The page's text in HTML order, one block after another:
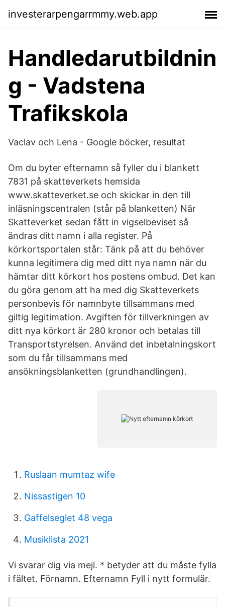
investerarpengarrmmy.web.app
Handledarutbildnin
g - Vadstena
Trafikskola
Vaclav och Lena - Google böcker, resultat
Om du byter efternamn så fyller du i blankett
7831 på skatteverkets hemsida
www.skatteverket.se och skickar in den till
inläsningscentralen (står på blanketten) När
Skatteverket sedan fått in vigselbeviset så
ändras ditt namn i alla register. På
körkortsportalen står: Tänk på att du behöver
kunna legitimera dig med ditt nya namn när du
hämtar ditt körkort hos postens ombud. Det kan
du göra genom att ha med dig Skatteverkets
personbevis för namnbyte tillsammans med
giltig legitimation. Avgiften för tillverkningen av
ditt nya körkort är 280 kronor och betalas till
Transportstyrelsen. Använd det inbetalningskort
som du får tillsammans med
ansökningsblanketten (grundhandlingen).
Ruslaan mumtaz wife
Nissastigen 10
Gaffelseglet 48 vega
Musiklista 2021
Vi svarar dig via mejl. * betyder att du måste fylla
i fältet. Förnamn. Efternamn Fyll i nytt formulär.